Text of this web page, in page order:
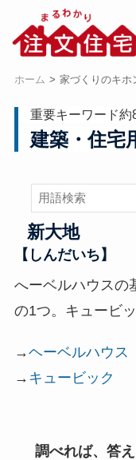
ホーム 家づくりのキホ
重要キーワード約
建築・住宅
新大地
【しんだいち】
へーベルハウスの
の1つ。キュービ
→ヘーベルハウス
→ キュービック
調べれば、答